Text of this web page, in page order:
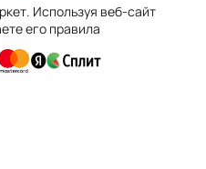
Используя веб-сайт
его правила